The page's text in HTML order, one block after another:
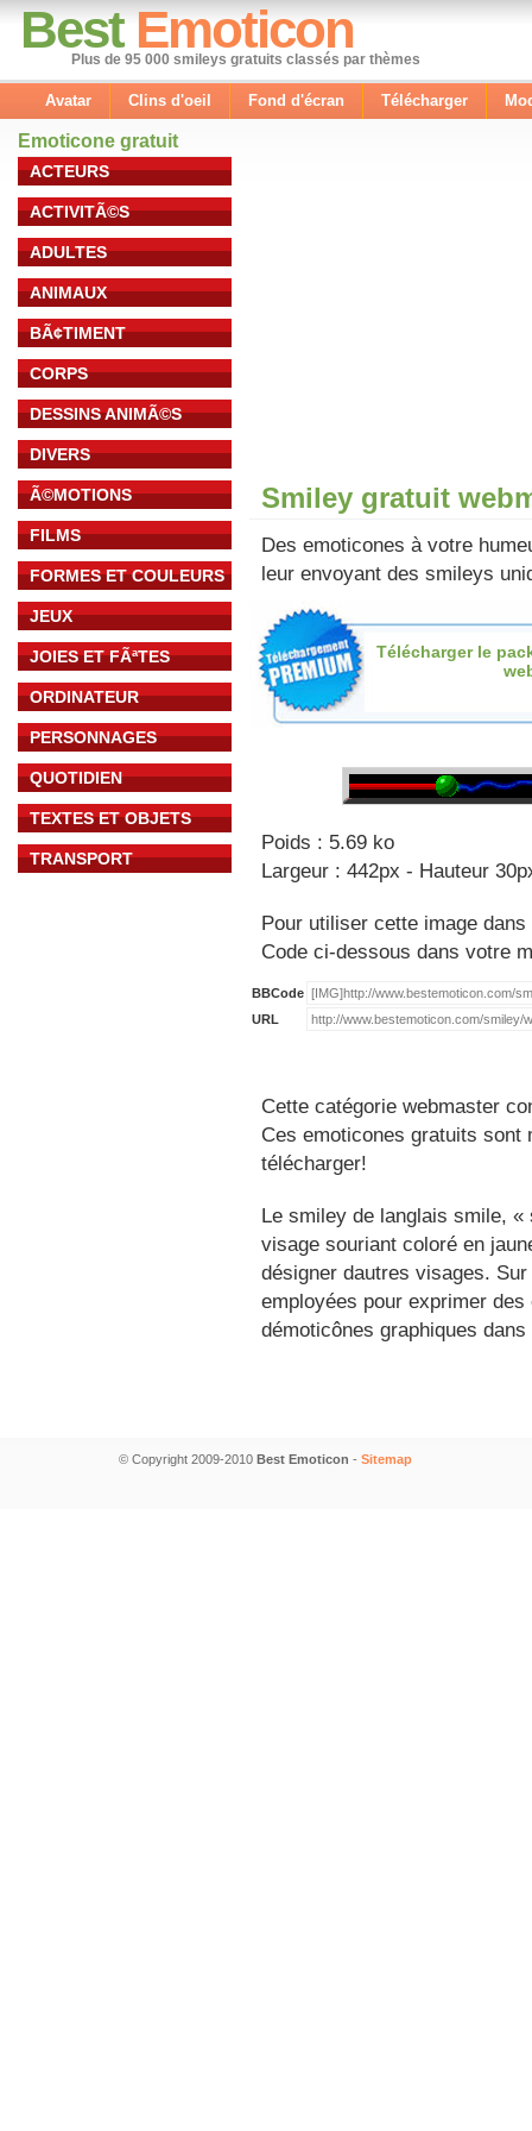
Best Emoticon
Plus de 95 000 smileys gratuits classés par thèmes
Avatar Clins d'oeil Fond d'écran Télécharger
Emoticone gratuit
ACTEURS
ACTIVITÃ©S
ADULTES
ANIMAUX
BÃ¢TIMENT
CORPS
DESSINS ANIMÃ©S
DIVERS
Ã©MOTIONS
FILMS
FORMES ET COULEURS
JEUX
JOIES ET FÃªTES
ORDINATEUR
PERSONNAGES
QUOTIDIEN
TEXTES ET OBJETS
TRANSPORT
Smiley gratuit
Des emoticones à votre
leur envoyant des smileys
Télécharger le
Poids : 5.69 ko
Largeur : 442px - Hauteur
Pour utiliser cette image
Code ci-dessous dans votre
BBCode
URL
Cette catégorie webmaster
Ces emoticones gratuits
télécharger!
Le smiley de langlais smile,
visage souriant coloré en
désigner dautres visages.
employées pour exprimer
démoticônes graphiques
© Copyright 2009-2010 Best Emoticon - Sitemap